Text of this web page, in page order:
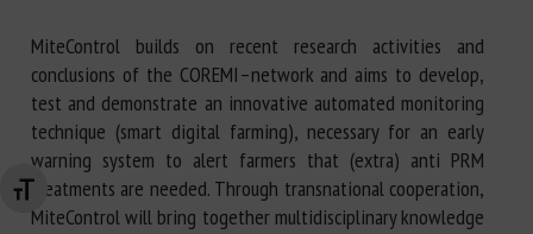
Changer la taille de la police
MiteControl builds on recent research activities and
conclusions of the COREMI–network and aims to develop,
test and demonstrate an innovative automated monitoring
technique (smart digital farming), necessary for an early
warning system to alert farmers that (extra) anti PRM
treatments are needed. Through transnational cooperation,
MiteControl will bring together multidisciplinary knowledge